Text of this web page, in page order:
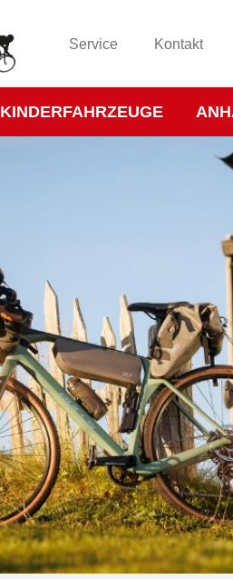
Service Kontakt
KINDERFAHRZEUGE